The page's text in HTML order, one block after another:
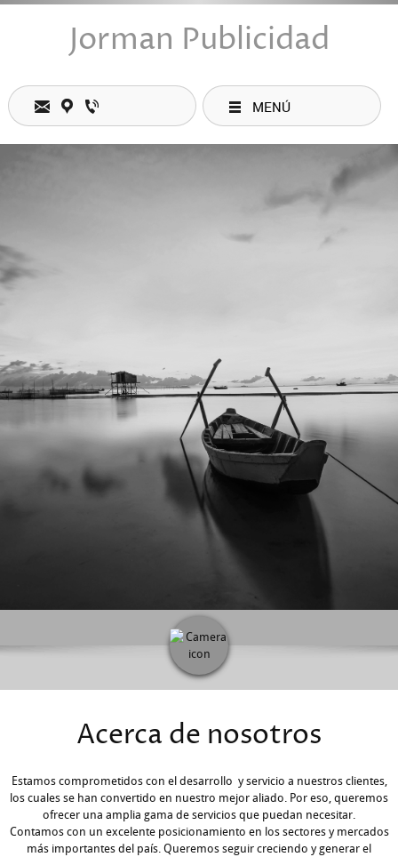
Jorman Publicidad
Dirección
MENÚ
Acerca de nosotros
Estamos comprometidos con el desarrollo y servicio a nuestros clientes,
los cuales se han convertido en nuestro mejor aliado. Por eso, queremos
ofrecer una amplia gama de servicios que puedan necesitar.
Contamos con un excelente posicionamiento en los sectores y mercados
más importantes del país. Queremos seguir creciendo y generar el